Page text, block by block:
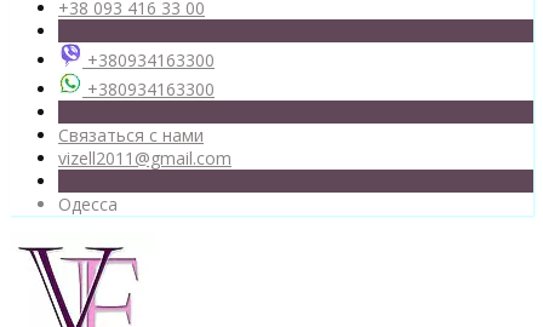
+38 093 416 33 00
+380934163300
+380934163300
Связаться с нами
vizell2011@gmail.com
Одесса